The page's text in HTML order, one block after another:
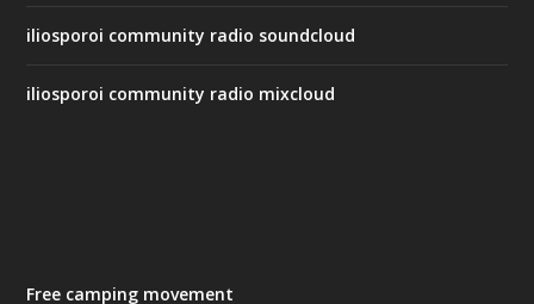
iliosporoi community radio soundcloud
iliosporoi community radio mixcloud
Free camping movement